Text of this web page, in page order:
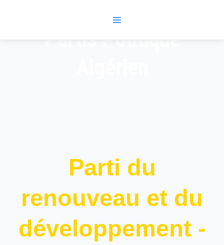
Parti du
renouveau et du
développement -